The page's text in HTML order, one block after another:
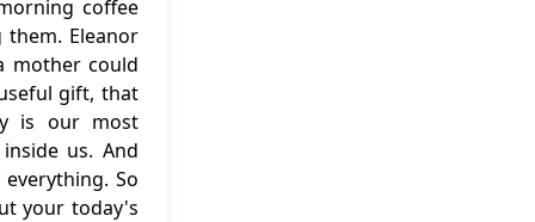
coffee
Eleanor
mother could
gift, that
is our most
us. And
So
your today's